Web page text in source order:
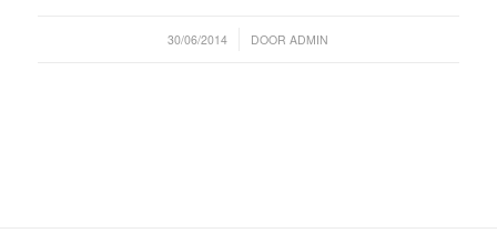
30/06/2014
/ DOORADMIN